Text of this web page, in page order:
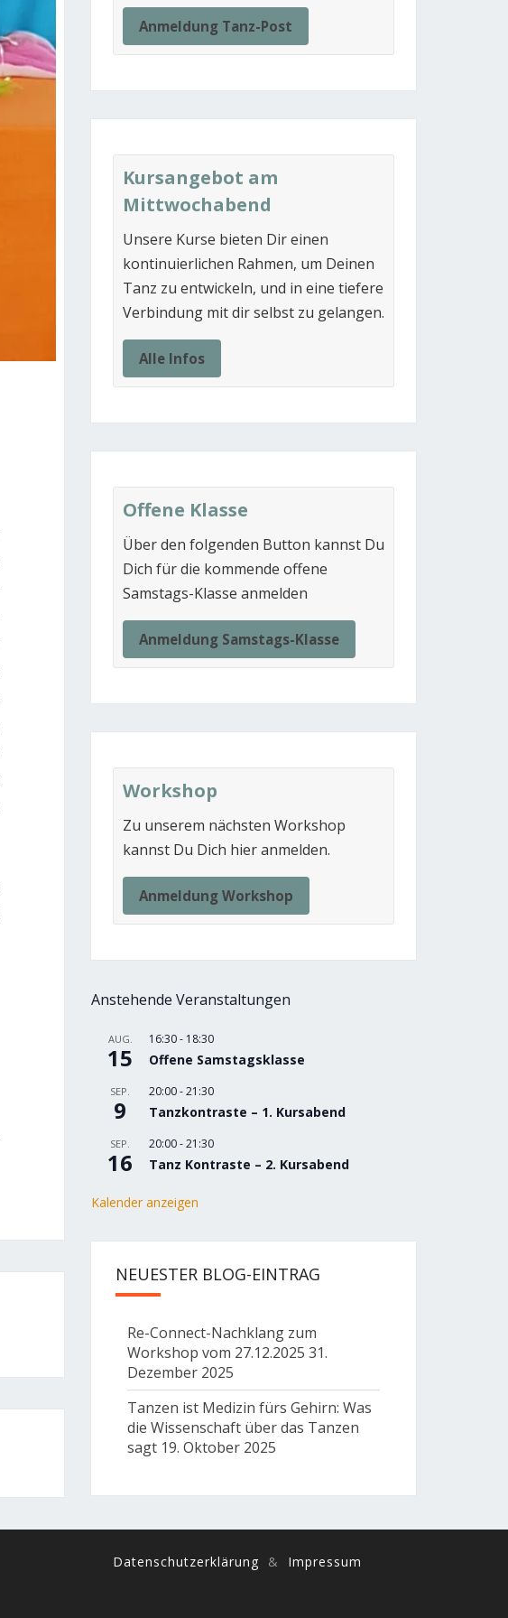
Anmeldung Tanz-Post
Kursangebot am
Mittwochabend
Unsere Kurse bieten Dir einen
kontinuierlichen Rahmen, um Deinen
Tanz zu entwickeln, und in eine tiefere
Verbindung mit dir selbst zu gelangen.
Alle Infos
Offene Klasse
Über den folgenden Button kannst Du
Dich für die kommende offene
Samstags-Klasse anmelden
Anmeldung Samstags-Klasse
Workshop
Zu unserem nächsten Workshop
kannst Du Dich hier anmelden.
Anmeldung Workshop
Anstehende Veranstaltungen
AUG.
15
16:30- 18:30
Offene Samstagsklasse
SEP.
9
20:00-21:30
Tanzkontraste – 1. Kursabend
SEP.
16
20:00-21:30
Tanz Kontraste – 2. Kursabend
Kalender anzeigen
NEUESTER BLOG-EINTRAG
Re-Connect-Nachklang zum
Workshop vom 27.12.2025 31.
Dezember 2025
Tanzen ist Medizin fürs Gehirn: Was
die Wissenschaft über das Tanzen
sagt 19. Oktober 2025
Datenschutzerklärung & Impressum